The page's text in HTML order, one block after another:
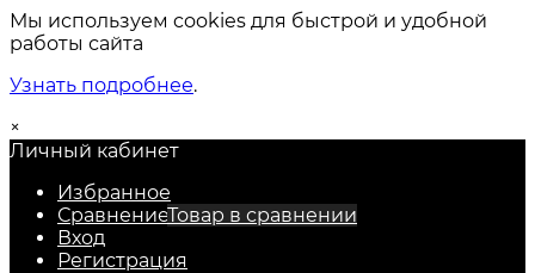
Мы используем cookies для быстрой и удобной
работы сайта
Узнать подробнее.
×
Личный кабинет
Избранное
СравнениеТовар в сравнении
Вход
Регистрация